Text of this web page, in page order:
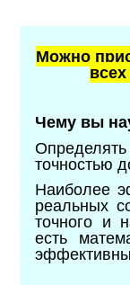
Можно
Чему вы
точностью
Наиболее
реальных
точного и
есть